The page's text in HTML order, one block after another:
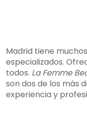
Madrid tiene muchos
especializados.
todos. La Femme
son dos de los más
experiencia y